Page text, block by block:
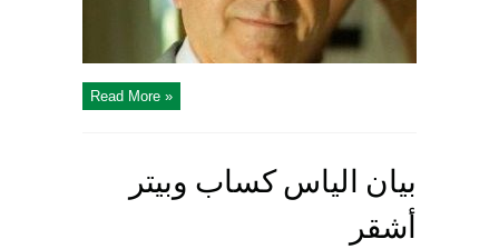
Read More »
بيان الياس كساب وبيتر
أشقر